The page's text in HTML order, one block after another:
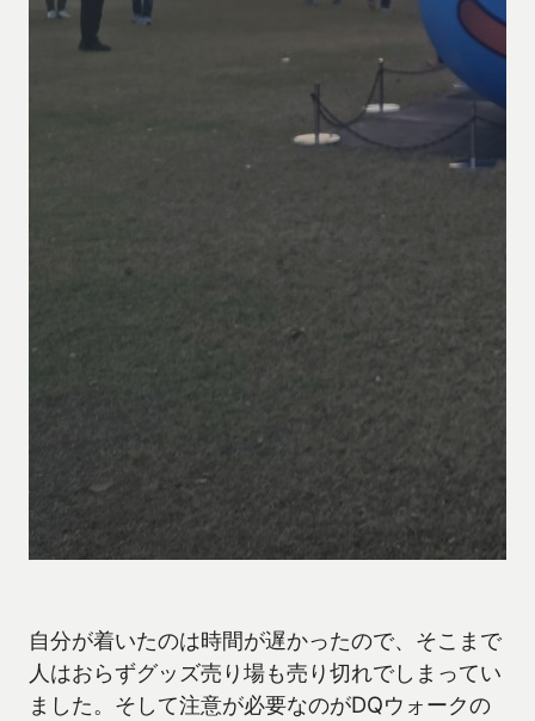
自分が着いたのは時間が遅かったので、そこまで
人はおらずグッズ売り場も売り切れでしまってい
ました。そして注意が必要なのがDQウォークの